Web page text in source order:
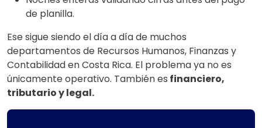
de planilla.
Ese sigue siendo el día a día de muchos
departamentos de Recursos Humanos, Finanzas y
Contabilidad en Costa Rica. El problema ya no es
únicamente operativo. También es financiero,
tributario y legal.